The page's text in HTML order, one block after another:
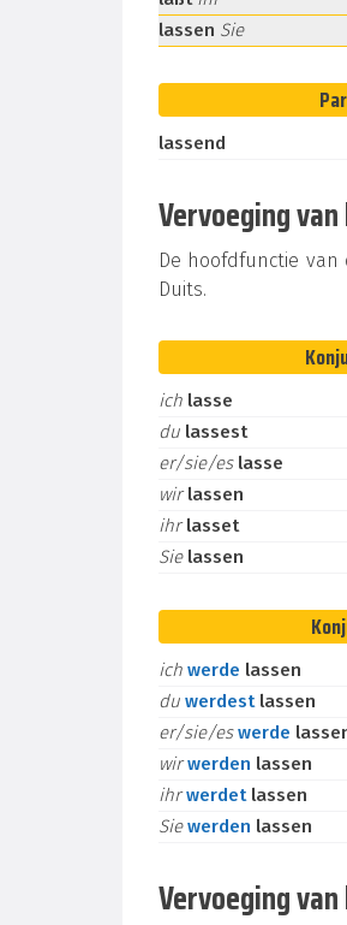
lassen Sie
lassend
Vervoeging
De hoofdfunctie
Duits.
ich lasse
du lassest
er/sie/es lasse
wirlassen
ihrlasset
Sie lassen
ich werde lassen
du werdest lassen
er/sie/eswerde
wirwerden lassen
ihrwerdet lassen
Siewerden lassen
Vervoeging